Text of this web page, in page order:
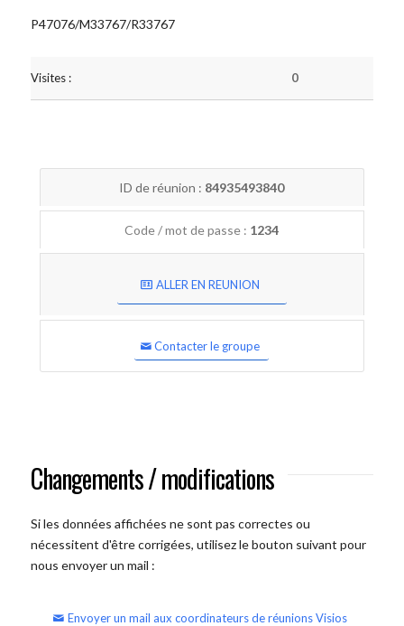
P47076/M33767/R33767
Visites : 0
ID de réunion : 84935493840
Code / mot de passe : 1234
ALLER EN REUNION
Contacter le groupe
Changements / modifications
Si les données affichées ne sont pas correctes ou
nécessitent d'être corrigées, utilisez le bouton suivant pour
nous envoyer un mail :
Envoyer un mail aux coordinateurs de réunions Visios